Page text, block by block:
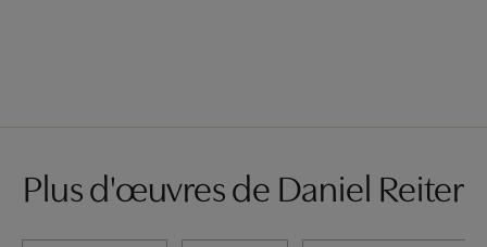
Plus d'œuvres de Daniel Reiter